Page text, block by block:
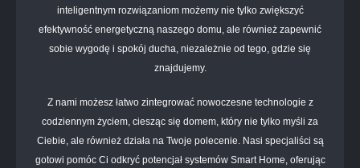
inteligentnym rozwiązaniom możemy nie tylko zwiększyć
efektywność energetyczną naszego domu, ale również zapewnić
sobie wygodę i spokój ducha, niezależnie od tego, gdzie się
znajdujemy.
Z nami możesz łatwo zintegrować nowoczesne technologie z
codziennym życiem, ciesząc się domem, który nie tylko myśli za
Ciebie, ale również działa na Twoje polecenie. Nasi specjaliści są
gotowi pomóc Ci odkryć potencjał systemów Smart Home, oferując